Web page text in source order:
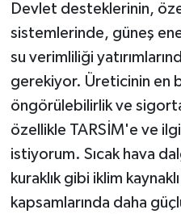
Devlet desteklerinin,
sistemlerinde, güneş
su verimliliği
gerekiyor. Üreticinin en
öngörülebilirlik ve
özellikle TARSİM'e ve
istiyorum. Sıcak hava
kuraklık gibi iklim
kapsamlarında daha